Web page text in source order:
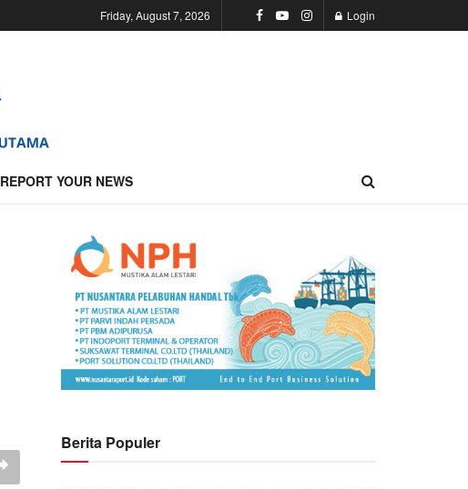
Friday, August 7, 2026 Login
REPORT YOUR NEWS
Berita Populer